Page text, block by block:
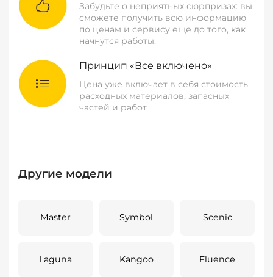
Забудьте о неприятных сюрпризах: вы
сможете получить всю информацию
по ценам и сервису еще до того, как
начнутся работы.
Принцип «Все включено»
Цена уже включает в себя стоимость
расходных материалов, запасных
частей и работ.
Другие модели
Master Symbol Scenic
Laguna Kangoo Fluence